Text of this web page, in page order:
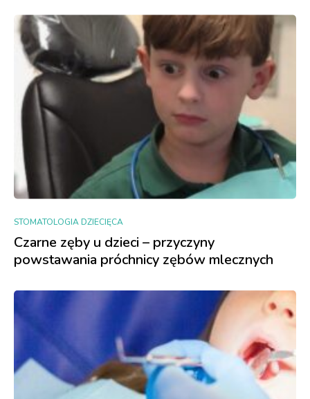
STOMATOLOGIA DZIECIĘCA
Czarne zęby u dzieci – przyczyny
powstawania próchnicy zębów mlecznych